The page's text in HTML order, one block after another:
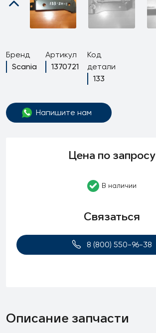
Бренд
Scania
Артикул
1370721
Код
детали
133
Напишите нам
Цена по запросу
В наличии
Связаться
8 (800) 550-96-38
Описание запчасти